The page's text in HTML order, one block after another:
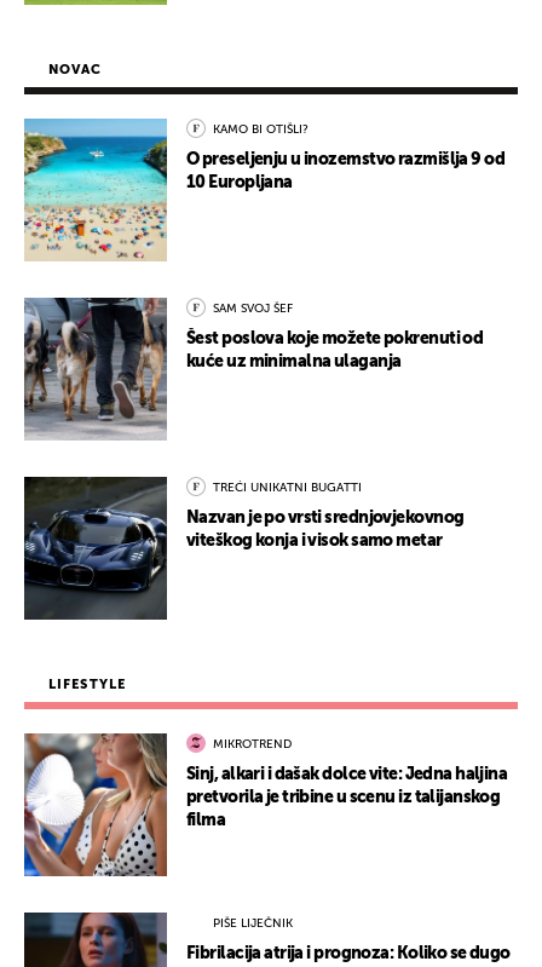
NOVAC
KAMO BI OTIŠLI?
O preseljenju u inozemstvo razmišlja 9 od
10 Europljana
SAM SVOJ ŠEF
Šest poslova koje možete pokrenuti od
kuće uz minimalna ulaganja
TREĆI UNIKATNI BUGATTI
Nazvan je po vrsti srednjovjekovnog
viteškog konja i visok samo metar
LIFESTYLE
MIKROTREND
Sinj, alkari i dašak dolce vite: Jedna haljina
pretvorila je tribine u scenu iz talijanskog
filma
PIŠE LIJEČNIK
Fibrilacija atrija i prognoza: Koliko se dugo